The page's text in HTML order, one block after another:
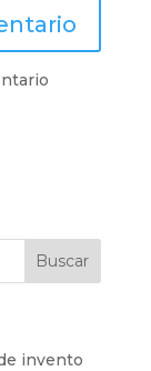
invento